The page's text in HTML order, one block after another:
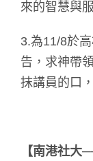
來的智慧與
3.為11/8於
告，求神帶
抹講員的口
【南港社大